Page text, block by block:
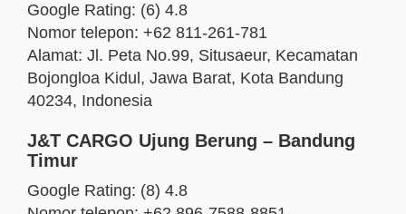
Google Rating: (6) 4.8
Nomor telepon: +62 811-261-781
Alamat: Jl. Peta No.99, Situsaeur, Kecamatan
Bojongloa Kidul, Jawa Barat, Kota Bandung
40234, Indonesia
J&T CARGO Ujung Berung – Bandung
Timur
Google Rating: (8) 4.8